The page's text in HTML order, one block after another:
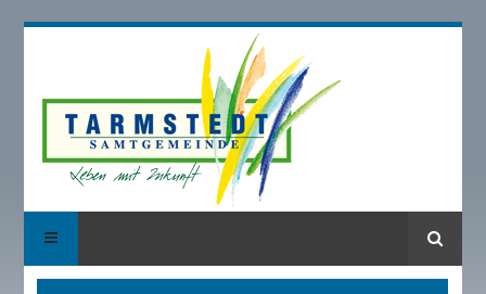
Suche